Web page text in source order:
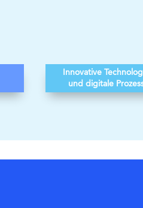
Innovative
und digitale